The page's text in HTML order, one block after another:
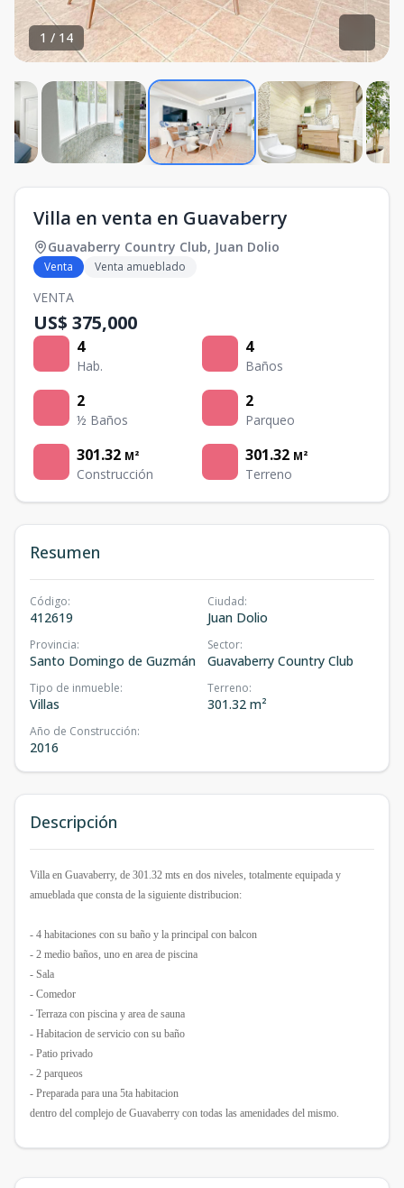
1 / 14
Villa en venta en Guavaberry
Guavaberry Country Club, Juan Dolio
Venta Venta amueblado
VENTA
US$ 375,000
4
Hab.
4
Baños
2
½ Baños
2
Parqueo
301.32 M²
Construcción
301.32 M²
Terreno
Resumen
Código:
412619
Ciudad:
Juan Dolio
Provincia:
Santo Domingo de Guzmán
Sector:
Guavaberry Country Club
Tipo de inmueble:
Villas
Terreno:
301.32 m²
Año de Construcción:
2016
Descripción
Villa en Guavaberry, de 301.32 mts en dos niveles, totalmente equipada y
amueblada que consta de la siguiente distribucion:
- 4 habitaciones con su baño y la principal con balcon
- 2 medio baños, uno en area de piscina
- Sala
- Comedor
- Terraza con piscina y area de sauna
- Habitacion de servicio con su baño
- Patio privado
- 2 parqueos
- Preparada para una 5ta habitacion
dentro del complejo de Guavaberry con todas las amenidades del mismo.